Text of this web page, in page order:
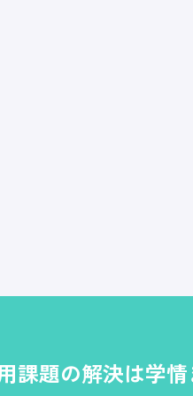
課題の解決は学